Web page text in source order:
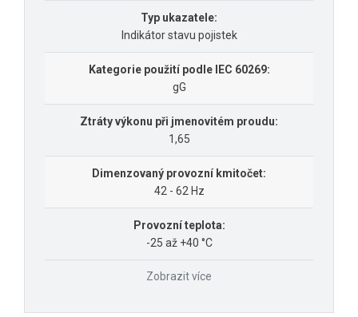
Typ ukazatele:
Indikátor stavu pojistek
Kategorie použití podle IEC 60269:
gG
Ztráty výkonu při jmenovitém proudu:
1,65
Dimenzovaný provozní kmitočet:
42 - 62 Hz
Provozní teplota:
-25 až +40 °C
Zobrazit více